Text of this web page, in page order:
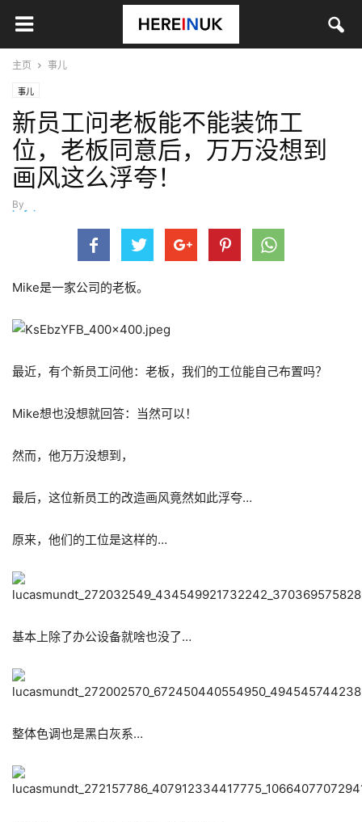
主页 事儿
事儿
新员工问老板能不能装饰工
位，老板同意后，万万没想到
画风这么浮夸！
By
hefei
Mike是一家公司的老板。
最近，有个新员工问他：老板，我们的工位能自己布置吗？
Mike想也没想就回答：当然可以！
然而，他万万没想到，
最后，这位新员工的改造画风竟然如此浮夸…
原来，他们的工位是这样的…
基本上除了办公设备就啥也没了…
整体色调也是黑白灰系…